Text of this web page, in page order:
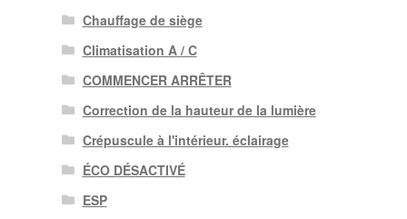
Chauffage de siège
Climatisation A / C
COMMENCER ARRÊTER
Correction de la hauteur de la lumière
Crépuscule à l'intérieur. éclairage
ÉCO DÉSACTIVÉ
ESP